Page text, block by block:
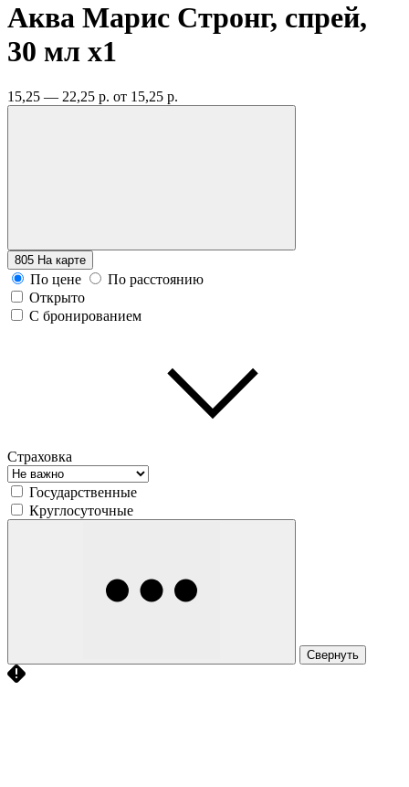
Аква Марис Стронг, спрей,
30 мл x1
15,25 — 22,25 р. от 15,25 р.
805 На карте
По цене
По расстоянию
Открыто
С бронированием
Страховка
Государственные
Круглосуточные
Свернуть